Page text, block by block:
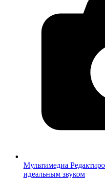
Мультимедиа
идеальным звуком